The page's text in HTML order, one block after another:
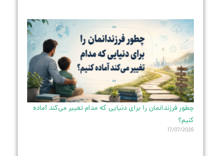
چطور فرزندانمان را برای دنیایی که مدام تغییر می‌کند آماده
کنیم؟
17/07/2026